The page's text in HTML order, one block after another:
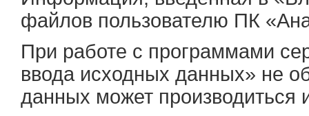
файлов пользователю ПК
При работе с программами
ввода исходных данных» не
данных может